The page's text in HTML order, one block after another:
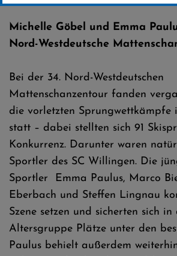
Michelle Göbel und Emma
Nord-Westdeutsche
Bei der 34. Nord-Westdeutschen
Mattenschanzentour fanden
die vorletzten Sprungwettkämpfe
statt – dabei stellten sich 91
Konkurrenz. Darunter waren
Sportler des SC Willingen. Die
Sportler Emma Paulus, Marco
Eberbach und Steffen Lingnau
Szene setzen und sicherten sich
Altersgruppe Plätze unter den
Paulus behielt außerdem